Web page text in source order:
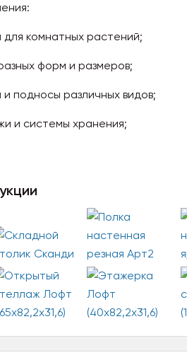
комнатных растений;
форм и размеров;
подносы различных видов;
и системы хранения;